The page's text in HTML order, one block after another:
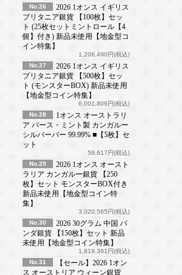
No.26
2026 1オンス イギリス
ブリタニア銀貨 【100枚】セッ
ト (25枚セットミントロール【4
個】付き) 新品未使用【地金型コ
イン特集】
1,206,490円(税込)
No.27
2026 1オンス イギリス
ブリタニア銀貨 【500枚】セッ
ト (モンスターBOX) 新品未使用
【地金型コイン特集】
6,001,806円(税込)
No.28
1オンス オーストラリ
ア パース・ミント製 カンガルー
シルバーバー 99.99% ■【5枚】セ
ット
59,617円(税込)
No.29
2026 1オンス オースト
ラリア カンガルー銀貨 【250
枚】セット モンスターBOX付き
新品未使用【地金型コイン特
集】
3,020,565円(税込)
No.30
2026 30グラム 中国 パ
ンダ銀貨 【150枚】セット 新品
未使用【地金型コイン特集】
1,819,361円(税込)
No.31
【セール】2026 1オン
ス オーストリア ウィーン銀貨